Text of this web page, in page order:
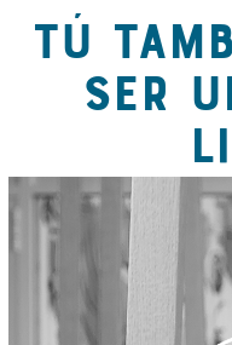
TÚ
SER